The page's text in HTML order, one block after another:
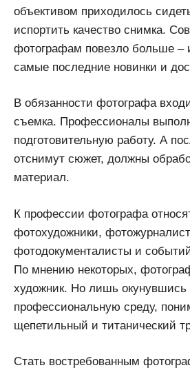
объективом приходилось
испортить качество снимка.
фотографам повезло больше –
самые последние новинки и
В обязанности фотографа
съемка. Профессионалы
подготовительную работу. А
отснимут сюжет, должны
материал.
К профессии фотографа
фотохудожники,
фотодокументалисты и
По мнению некоторых,
художник. Но лишь окунувшись
профессиональную среду,
щепетильный и титанический
Стать востребованным